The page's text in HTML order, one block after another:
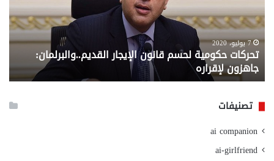
القديم..والبرلمان:
جاهزون
لإقراره
7 يوليو، 2020
تحركات حكومية لحسم قانون الإيجار القديم..والبرلمان:
جاهزون لإقراره
من
تصنيفات
ai companion
ai-girlfriend